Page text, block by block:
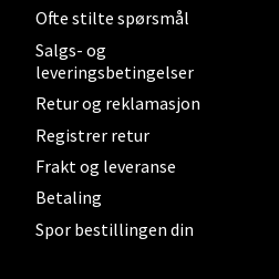
Ofte stilte spørsmål
Salgs- og
leveringsbetingelser
Retur og reklamasjon
Registrer retur
Frakt og leveranse
Betaling
Spor bestillingen din
Lillehammer -
Strandtorget, 2609
Åpent i dag 09-18
0 i butikk